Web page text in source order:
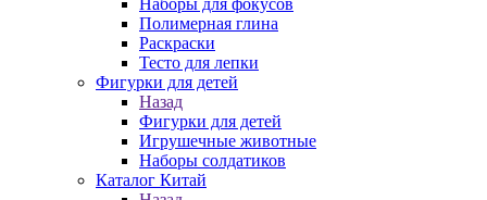
Наборы для фокусов
Полимерная глина
Раскраски
Тесто для лепки
Фигурки для детей
Назад
Фигурки для детей
Игрушечные животные
Наборы солдатиков
Каталог Китай